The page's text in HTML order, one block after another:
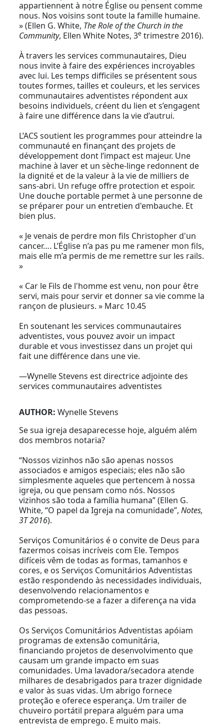
appartiennent à notre Église ou pensent comme
nous. Nos voisins sont toute la famille humaine.
» (Ellen G. White, The Role of the Church in the
Community, Ellen White Notes, 3e trimestre 2016).
À travers les services communautaires, Dieu
nous invite à faire des expériences incroyables
avec lui. Les temps difficiles se présentent sous
toutes formes, tailles et couleurs, et les services
communautaires adventistes répondent aux
besoins individuels, créent du lien et s’engagent
à faire une différence dans la vie d’autrui.
L’ACS soutient les programmes pour atteindre la
communauté en finançant des projets de
développement dont l’impact est majeur. Une
machine à laver et un sèche-linge redonnent de
la dignité et de la valeur à la vie de milliers de
sans-abri. Un refuge offre protection et espoir.
Une douche portable permet à une personne de
se préparer pour un entretien d'embauche. Et
bien plus.
« Je venais de perdre mon fils Christopher d'un
cancer…. L’Église n’a pas pu me ramener mon fils,
mais elle m’a permis de me remettre sur les rails.
»
« Car le Fils de l'homme est venu, non pour être
servi, mais pour servir et donner sa vie comme la
rançon de plusieurs. » Marc 10.45
En soutenant les services communautaires
adventistes, vous pouvez avoir un impact
durable et vous investissez dans un projet qui
fait une différence dans une vie.
—Wynelle Stevens est directrice adjointe des
services communautaires adventistes
AUTHOR:Wynelle Stevens
Se sua igreja desaparecesse hoje, alguém além
dos membros notaria?
“Nossos vizinhos não são apenas nossos
associados e amigos especiais; eles não são
simplesmente aqueles que pertencem à nossa
igreja, ou que pensam como nós. Nossos
vizinhos são toda a família humana” (Ellen G.
White, “O papel da Igreja na comunidade”,Notes,
3T 2016).
Serviços Comunitários é o convite de Deus para
fazermos coisas incríveis com Ele. Tempos
difíceis vêm de todas as formas, tamanhos e
cores, e os Serviços Comunitários Adventistas
estão respondendo às necessidades individuais,
desenvolvendo relacionamentos e
comprometendo-se a fazer a diferença na vida
das pessoas.
Os Serviços Comunitários Adventistas apóiam
programas de extensão comunitária,
financiando projetos de desenvolvimento que
causam um grande impacto em suas
comunidades. Uma lavadora/secadora atende
milhares de desabrigados para trazer dignidade
e valor às suas vidas. Um abrigo fornece
proteção e oferece esperança. Um trailer de
chuveiro portátil prepara alguém para uma
entrevista de emprego. E muito mais.